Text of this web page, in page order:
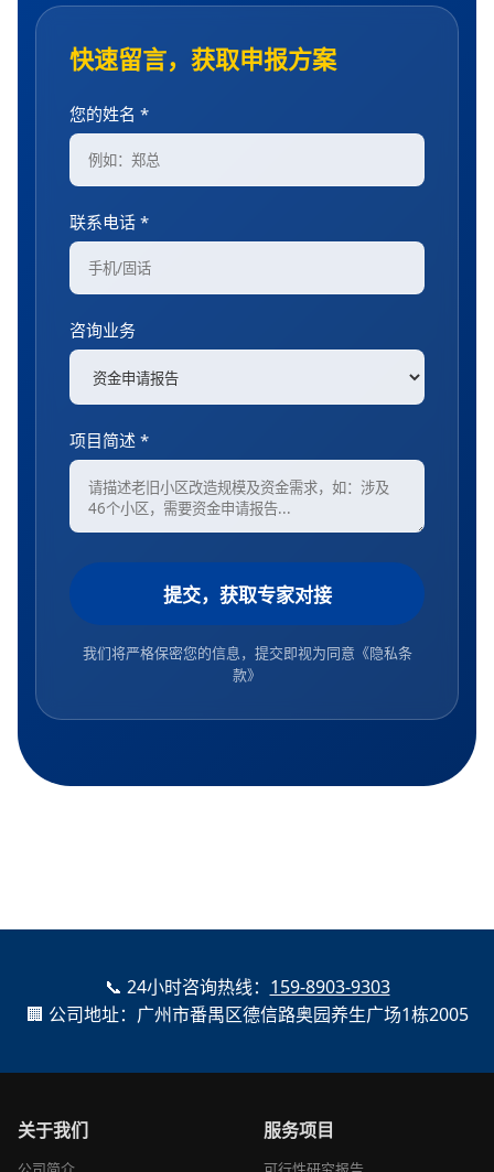
快速留言，获取申报方案
您的姓名 *
联系电话 *
咨询业务
项目简述 *
提交，获取专家对接
我们将严格保密您的信息，提交即视为同意 《隐私条
款》
📞 24小时咨询热线： 159-8903-9303
🏢 公司地址：广州市番禺区德信路奥园养生广场1栋2005
关于我们 服务项目